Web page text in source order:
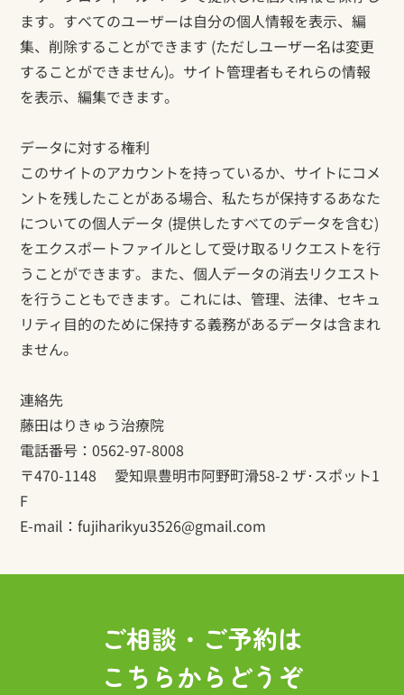
ます。すべてのユーザーは自分の個人情報を表示、編
集、削除することができます (ただしユーザー名は変更
することができません)。サイト管理者もそれらの情報
を表示、編集できます。
データに対する権利
このサイトのアカウントを持っているか、サイトにコメ
ントを残したことがある場合、私たちが保持するあなた
についての個人データ (提供したすべてのデータを含む)
をエクスポートファイルとして受け取るリクエストを行
うことができます。また、個人データの消去リクエスト
を行うこともできます。これには、管理、法律、セキュ
リティ目的のために保持する義務があるデータは含まれ
ません。
連絡先
藤田はりきゅう治療院
電話番号：0562-97-8008
〒470-1148 愛知県豊明市阿野町滑58-2 ザ･スポット1
F
E-mail：fujiharikyu3526@gmail.com
ご相談・ご予約は
こちらからどうぞ